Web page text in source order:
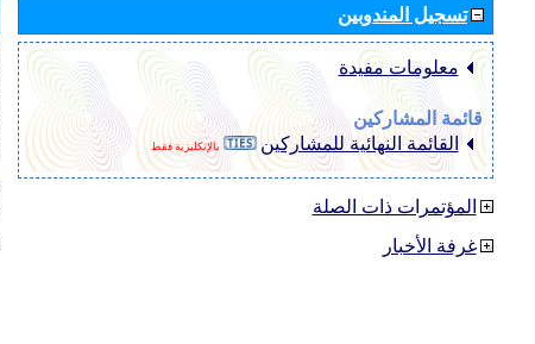
تسجيل المندوبين
معلومات مفيدة
قائمة المشاركين
القائمة النهائية للمشاركين
بالإنكليزية فقط
المؤتمرات ذات الصلة
غرفة الأخبار